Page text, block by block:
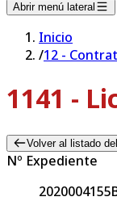
Abrir menú lateral
Inicio
/12 -
1141 -
Volver al listado
Nº Expediente